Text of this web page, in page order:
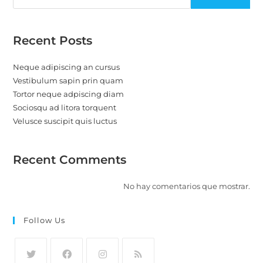
Recent Posts
Neque adipiscing an cursus
Vestibulum sapin prin quam
Tortor neque adpiscing diam
Sociosqu ad litora torquent
Velusce suscipit quis luctus
Recent Comments
No hay comentarios que mostrar.
Follow Us